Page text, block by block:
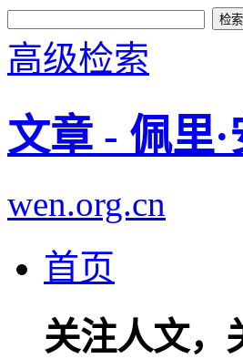
高级检索
文章 - 佩里
wen.org.cn
首页
关注人文，